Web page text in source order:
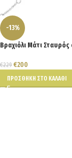
-13%
Βραχιόλι Μάτι
€229 €200
ΠΡΟΣΘΉΚΗ ΣΤΟ ΚΑΛΆΘΙ